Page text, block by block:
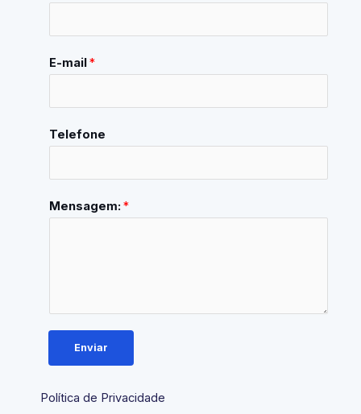
E-mail*
Telefone
Mensagem: *
Enviar
Política de Privacidade